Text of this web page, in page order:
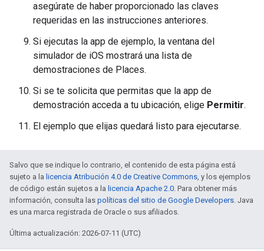
asegúrate de haber proporcionado las claves
requeridas en las instrucciones anteriores.
Si ejecutas la app de ejemplo, la ventana del
simulador de iOS mostrará una lista de
demostraciones de Places.
Si se te solicita que permitas que la app de
demostración acceda a tu ubicación, elige Permitir.
El ejemplo que elijas quedará listo para ejecutarse.
Salvo que se indique lo contrario, el contenido de esta página está
sujeto a la licencia Atribución 4.0 de Creative Commons, y los ejemplos
de código están sujetos a la licencia Apache 2.0. Para obtener más
información, consulta las políticas del sitio de Google Developers. Java
es una marca registrada de Oracle o sus afiliados.
Última actualización: 2026-07-11 (UTC)